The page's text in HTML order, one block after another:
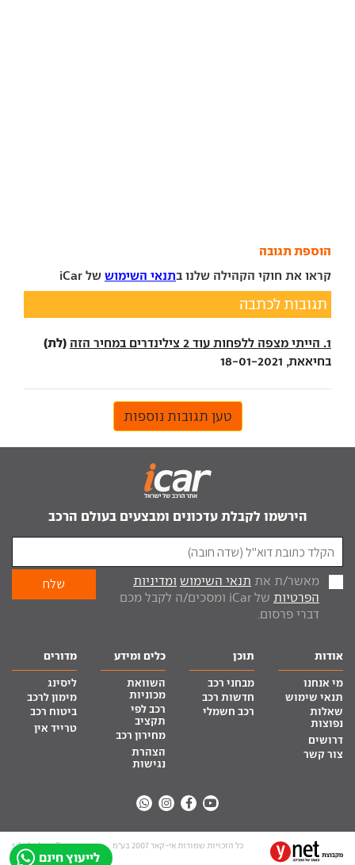
הוספת תגובה
קראו את חוקי הקהילה שלנו בתנאי השימוש של iCar
תגובות לכתבה
1. הייתי מצפה ללפחות עוד 2 צילינדרים במחיר הזה (לת)
בחיאאת, 18-01-2021
טען תגובות נוספות
לייעוץ חינם
הירשמו לקבלת עדכונים ומבצעים בעולם הרכב
מאשר/ת את תנאי השימוש ומדיניות
הפרטיות
של iCar ומסכים/ה לקבל מכם
דברי פרסום.
אודות
מי אנחנו
תנאי שימוש
שאלות
נפוצות
דרושים
צור קשר
תוכן
מבחני רכב
חדשות רכב
רכב חשמלי
כלים ומידע
השוואת
מכוניות
רכב לפי
תקציב
מחירון רכב
הצהרת
נגישות
מדורים
ליסינג
מימון לרכב
ביטוח רכב
טרייד אין
כל הזכויות שמורות אי-קאר 2007 בע”מ site by tq.soft